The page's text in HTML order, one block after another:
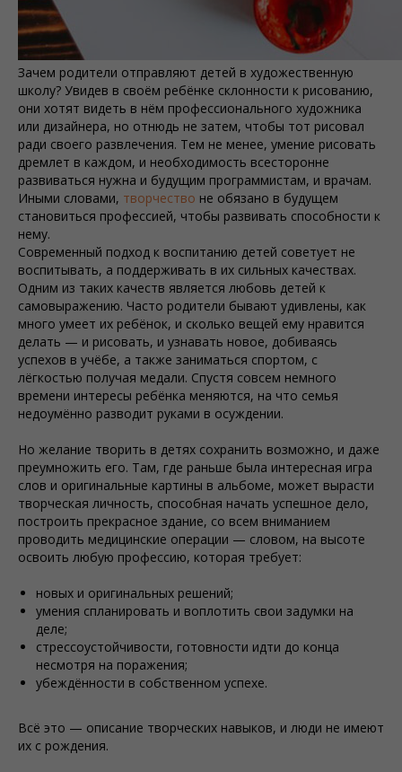
Зачем родители отправляют детей в художественную
школу? Увидев в своём ребёнке склонности к рисованию,
они хотят видеть в нём профессионального художника
или дизайнера, но отнюдь не затем, чтобы тот рисовал
ради своего развлечения. Тем не менее, умение рисовать
дремлет в каждом, и необходимость всесторонне
развиваться нужна и будущим программистам, и врачам.
Иными словами, творчество не обязано в будущем
становиться профессией, чтобы развивать способности к
нему.
Современный подход к воспитанию детей советует не
воспитывать, а поддерживать в их сильных качествах.
Одним из таких качеств является любовь детей к
самовыражению. Часто родители бывают удивлены, как
много умеет их ребёнок, и сколько вещей ему нравится
делать — и рисовать, и узнавать новое, добиваясь
успехов в учёбе, а также заниматься спортом, с
лёгкостью получая медали. Спустя совсем немного
времени интересы ребёнка меняются, на что семья
недоумённо разводит руками в осуждении.
Но желание творить в детях сохранить возможно, и даже
преумножить его. Там, где раньше была интересная игра
слов и оригинальные картины в альбоме, может вырасти
творческая личность, способная начать успешное дело,
построить прекрасное здание, со всем вниманием
проводить медицинские операции — словом, на высоте
освоить любую профессию, которая требует:
новых и оригинальных решений;
умения спланировать и воплотить свои задумки на
деле;
стрессоустойчивости, готовности идти до конца
несмотря на поражения;
убеждённости в собственном успехе.
Всё это — описание творческих навыков, и люди не имеют
их с рождения.